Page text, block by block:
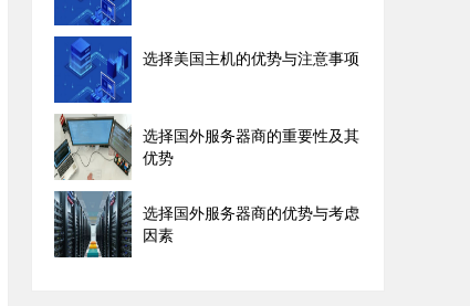
选择美国主机的优势与注意事项
选择国外服务器商的重要性及其
优势
选择国外服务器商的优势与考虑
因素